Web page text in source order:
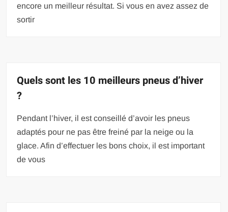
encore un meilleur résultat. Si vous en avez assez de
sortir
Quels sont les 10 meilleurs pneus d’hiver
?
Pendant l’hiver, il est conseillé d’avoir les pneus
adaptés pour ne pas être freiné par la neige ou la
glace. Afin d’effectuer les bons choix, il est important
de vous